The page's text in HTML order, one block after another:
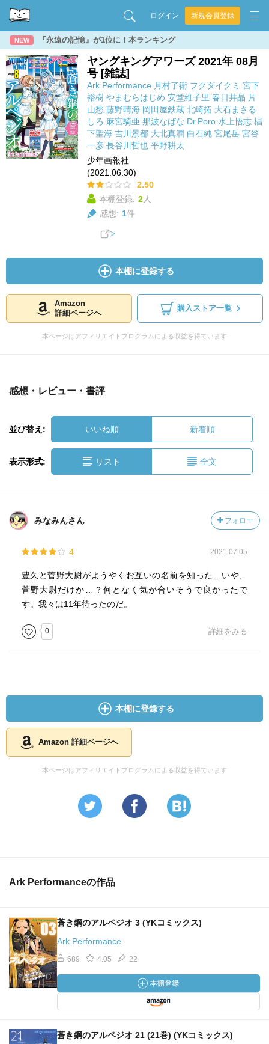
ログイン 新規会員登録
NEW 『永遠の記憶』が1位に！本ランキング
ヤングキングアワーズ 2021年 08月
号 [雑誌]
Ark Performance 月村了衛 フクダイクミ 宮下
裕樹 やまむらはじめ 安堂維子里 春日井晶 片
山愁 藤野晴海 岡田屋鉄蔵 北崎拓 大石まさる
しろ 麻宮騎亜 那波なばな Dr.Poro 水上悟志 椙
下聖海 吉川景都 大北真潤 白石純 宮尾岳 宮谷
一彦 長谷川哲也 平野耕太
少年画報社
(2021.06.30)
2.50
本棚登録: 2人
感想: 1件
本棚に登録する
Amazon
詳細ページへ
購入ストア一覧
本ページはアフィリエイトプログラムによる収益を得ています
感想・レビュー・書評
並び替え: いいね順 新着順
表示形式: リスト 全文
みなみんさん フォロー
4 2021.07.05
豊久と菅野大尉がようやくお互いの名前を知った…いや、
菅野大尉だけか…？何となく気が合いそうで良かったで
す。我々は11年待ったのだ。
0 詳細をみる
本棚に登録する
Amazon 詳細ページへ
本ページはアフィリエイトプログラムによる収益を得ています
Ark Performanceの作品
蒼き鋼のアルペジオ 3 (YKコミックス)
Ark Performance
689 4.05 22
蒼き鋼のアルペジオ 21 (21巻) (YKコミックス)